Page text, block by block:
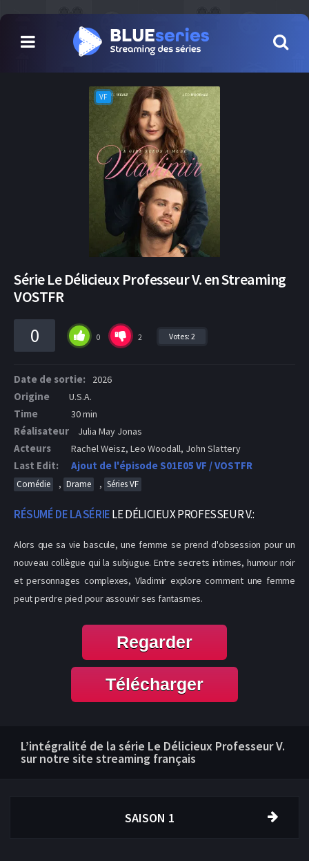
VF
Série Le Délicieux Professeur V. en Streaming
VOSTFR
0 0 2 Votes: 2
Date de sortie: 2026
Origine U.S.A.
Time 30 min
Réalisateur Julia May Jonas
Acteurs Rachel Weisz, Leo Woodall, John Slattery
Last Edit: Ajout de l'épisode S01E05 VF / VOSTFR
Comédie , Drame , Séries VF
RÉSUMÉ DE LA SÉRIELE DÉLICIEUX PROFESSEUR V.:
Alors que sa vie bascule, une femme se prend d'obsession pour un
nouveau collègue qui la subjugue. Entre secrets intimes, humour noir
et personnages complexes, Vladimir explore comment une femme
peut perdre pied pour assouvir ses fantasmes.
Regarder
Télécharger
L’intégralité de la série Le Délicieux Professeur V.
sur notre site streaming français
SAISON 1